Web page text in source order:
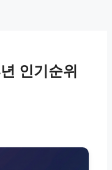
인기순위